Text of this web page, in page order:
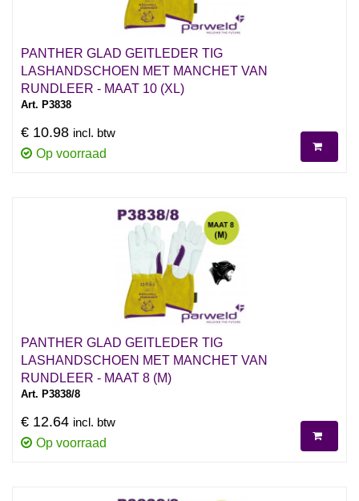
PANTHER GLAD GEITLEDER TIG
LASHANDSCHOEN MET MANCHET VAN
RUNDLEER - MAAT 10 (XL)
Art. P3838
€ 10.98 incl. btw
Op voorraad
PANTHER GLAD GEITLEDER TIG
LASHANDSCHOEN MET MANCHET VAN
RUNDLEER - MAAT 8 (M)
Art. P3838/8
€ 12.64 incl. btw
Op voorraad